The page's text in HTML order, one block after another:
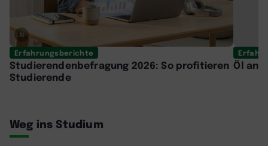
AI
Erfahrungsberichte
Studierendenbefragung 2026: So profitieren
Studierende
Öl an
Weg ins Studium